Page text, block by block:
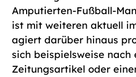
Amputierten-Fußball-
ist mit weiteren aktuell
agiert darüber hinaus
sich beispielsweise nach
Zeitungsartikel oder